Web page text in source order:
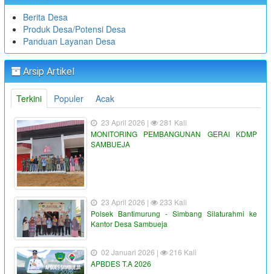
Berita Desa
Produk Desa/Potensi Desa
Panduan Layanan Desa
Arsip Artikel
Terkini Populer Acak
23 April 2026 |
281 Kali
MONITORING PEMBANGUNAN GERAI KDMP
SAMBUEJA
23 April 2026 |
233 Kali
Polsek Bantimurung - Simbang Silaturahmi ke
Kantor Desa Sambueja
02 Januari 2026 |
216 Kali
APBDES T.A 2026